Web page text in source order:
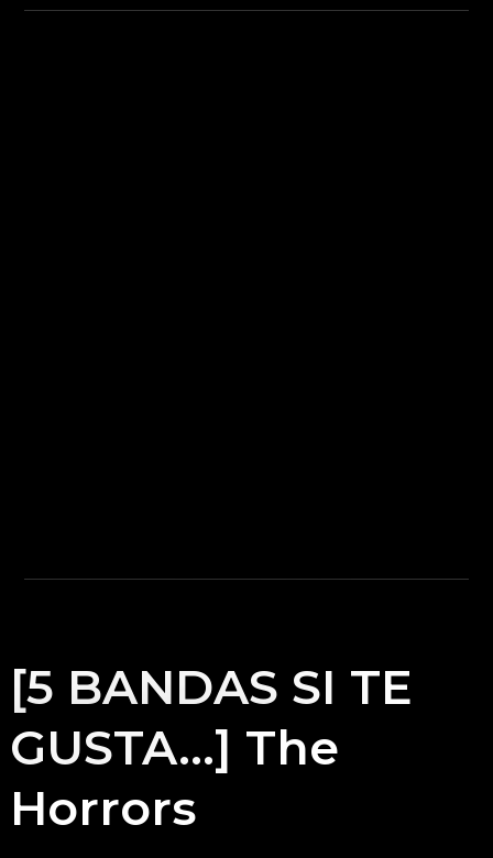
[5 BANDAS SI TE
GUSTA…] The
Horrors